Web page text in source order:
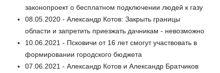
законопроект о бесплатном подключении людей к газу
08.05.2020 - Александр Котов: Закрыть границы
области и запретить приезжать дачникам - невозможно
10.06.2021 - Псковичи от 16 лет смогут участвовать в
формировании городского бюджета
07.06.2021 - Александр Котов и Александр Братчиков